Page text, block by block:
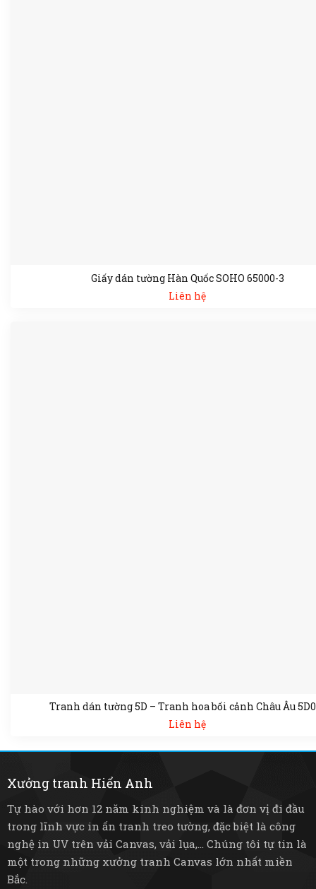
Giấy dán tường Hàn Quốc SOHO 65000-3
Liên hệ
Tranh dán tường 5D – Tranh hoa bối cảnh Châu Âu
Liên hệ
Xưởng tranh Hiển Anh
Tự hào với hơn 12 năm kinh nghiệm và là đơn vị đi đầu
trong lĩnh vực in ấn tranh treo tường, đặc biệt là công
nghệ in UV trên vải Canvas, vải lụa,... Chúng tôi tự tin là
một trong những xưởng tranh Canvas lớn nhất miền
Bắc.